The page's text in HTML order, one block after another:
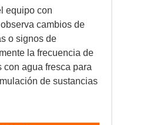
equipo con
cambios de
o signos de
la frecuencia de
con agua fresca para
de sustancias